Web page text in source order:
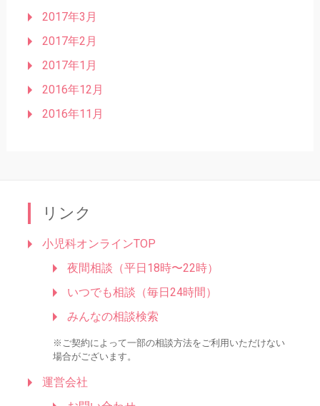
2017年3月
2017年2月
2017年1月
2016年12月
2016年11月
リンク
小児科オンラインTOP
夜間相談（平日18時〜22時）
いつでも相談（毎日24時間）
みんなの相談検索
※ご契約によって一部の相談方法をご利用いただけない
場合がございます。
運営会社